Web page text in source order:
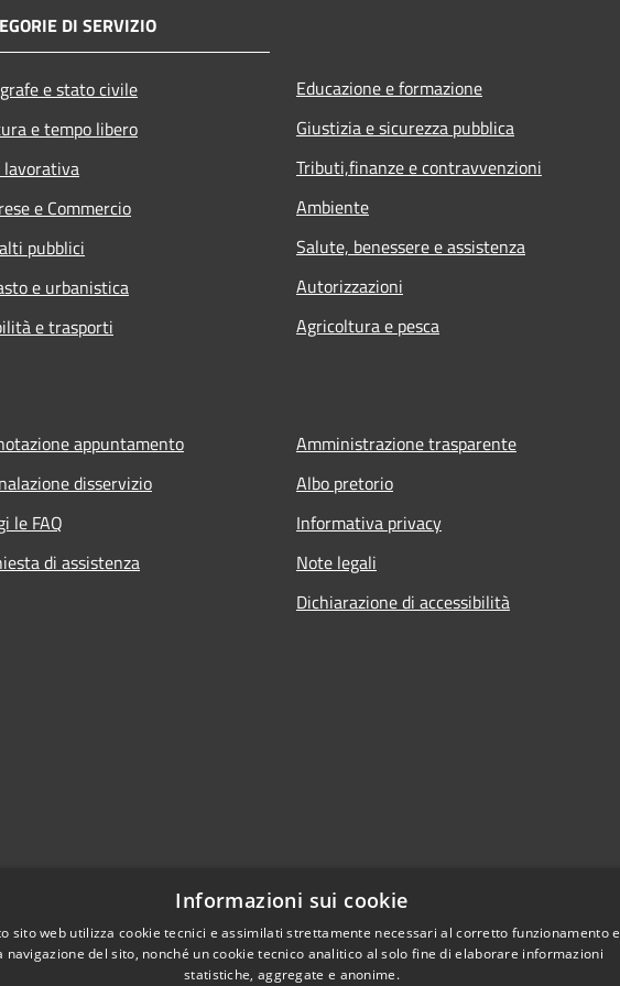
DI SERVIZIO
e stato civile
e tempo libero
e Commercio
pubblici
e urbanistica
e trasporti
Educazione e formazione
Giustizia e sicurezza pubblica
Tributi,finanze e contravvenzioni
Ambiente
Salute, benessere e assistenza
Autorizzazioni
Agricoltura e pesca
appuntamento
disservizio
le FAQ
di assistenza
Amministrazione trasparente
Albo pretorio
Informativa privacy
Note legali
Dichiarazione di accessibilità
Informazioni sui cookie
sito web utilizza cookie tecnici e assimilati strettamente necessari al corretto funzionamento e
navigazione del sito, nonché un cookie tecnico analitico al solo fine di elaborare informazioni
statistiche, aggregate e anonime.